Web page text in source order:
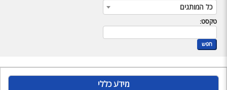
כל המותגים
טקסט:
חפש
מידע כללי